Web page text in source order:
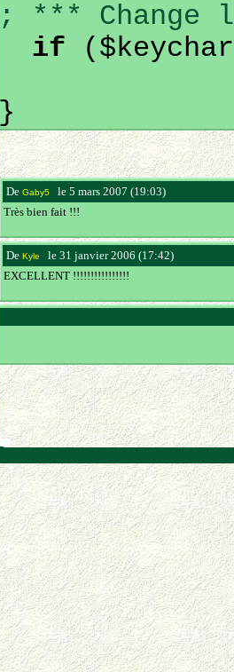
; *** Change
if
}
De Gaby5 le 5 mars 2007 (19:03)
Très bien fait !!!
De Kyle le 31 janvier 2006 (17:42)
EXCELLENT !!!!!!!!!!!!!!!!